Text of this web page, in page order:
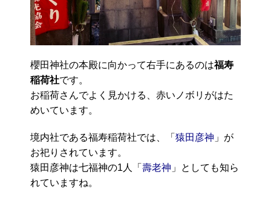
櫻田神社の本殿に向かって右手にあるのは福寿
稲荷社です。
お稲荷さんでよく見かける、赤いノボリがはた
めいています。
境内社である福寿稲荷社では、「 猿田彦神 」が
お祀りされています。
猿田彦神は七福神の1人「 壽老神 」としても知ら
れていますね。